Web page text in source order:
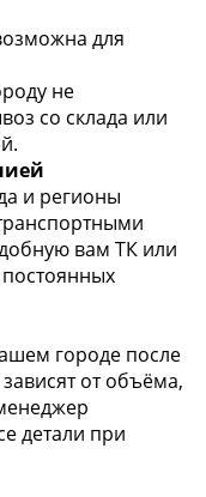
для
не
со склада или
и регионы
вам ТК или
городе после
от объёма,
детали при